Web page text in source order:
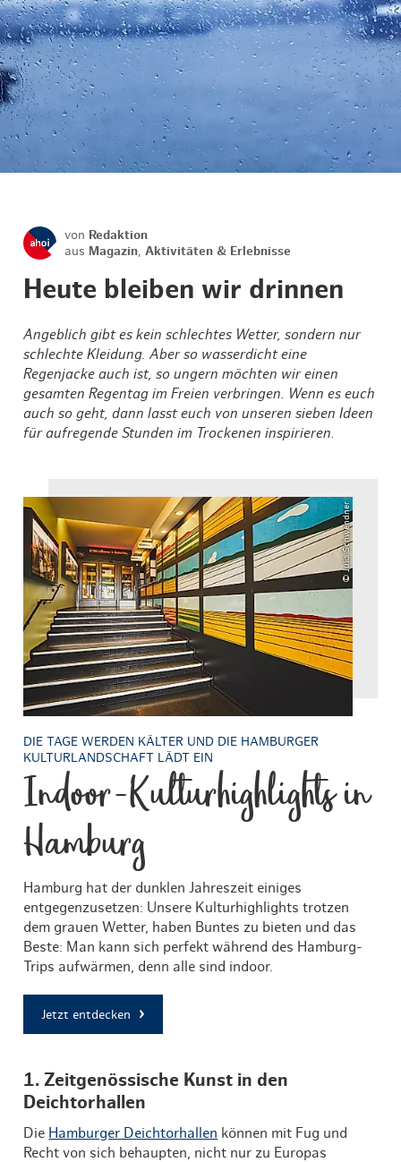
von Redaktion
aus Magazin Aktivitäten & Erlebnisse
Heute bleiben wir drinnen
Angeblich gibt es kein schlechtes Wetter, sondern nur
schlechte Kleidung. Aber so wasserdicht eine
Regenjacke auch ist, so ungern möchten wir einen
gesamten Regentag im Freien verbringen. Wenn es euch
auch so geht, dann lasst euch von unseren sieben Ideen
für aufregende Stunden im Trockenen inspirieren.
© Julia Schwendner
DIE TAGE WERDEN KÄLTER UND DIE HAMBURGER
KULTURLANDSCHAFT LÄDT EIN
Indoor-Kulturhighlights in
Hamburg
Hamburg hat der dunklen Jahreszeit einiges
entgegenzusetzen: Unsere Kulturhighlights trotzen
dem grauen Wetter, haben Buntes zu bieten und das
Beste: Man kann sich perfekt während des Hamburg-
Trips aufwärmen, denn alle sind indoor.
Jetzt entdecken
1. Zeitgenössische Kunst in den
Deichtorhallen
Die Hamburger Deichtorhallen können mit Fug und
Recht von sich behaupten, nicht nur zu Europas